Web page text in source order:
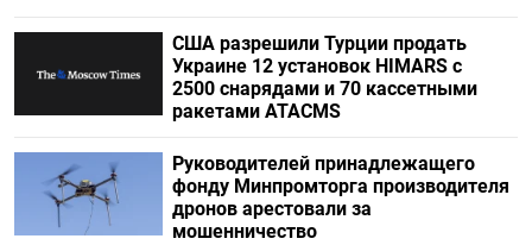
США разрешили Турции продать
Украине 12 установок HIMARS с
2500 снарядами и 70 кассетными
ракетами ATACMS
Руководителей принадлежащего
фонду Минпромторга производителя
дронов арестовали за
мошенничество